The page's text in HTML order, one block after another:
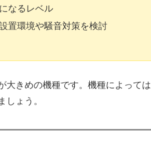
なるレベル
置環境や騒音対策を検討
大きめの機種です。機種によっては
ょう。